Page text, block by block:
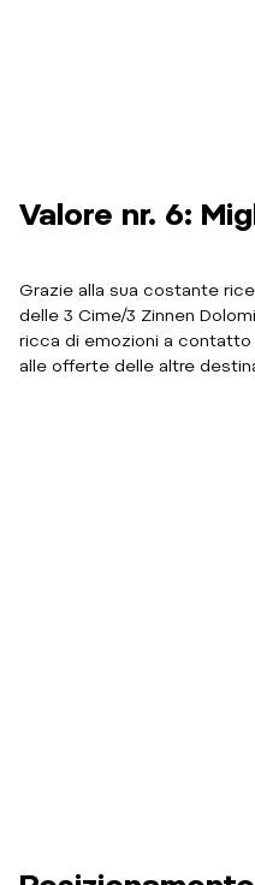
Valore nr. 6:
Grazie alla sua costante
delle 3 Cime/3 Zinnen
ricca di emozioni a
alle offerte delle altre